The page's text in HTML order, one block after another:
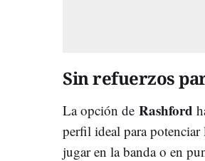
Sin refuerzos
La opción de Rashford
perfil ideal para
jugar en la banda o en